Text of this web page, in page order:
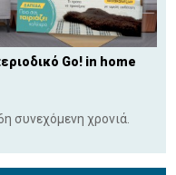
Go! in home
συνεχόμενη χρονιά.